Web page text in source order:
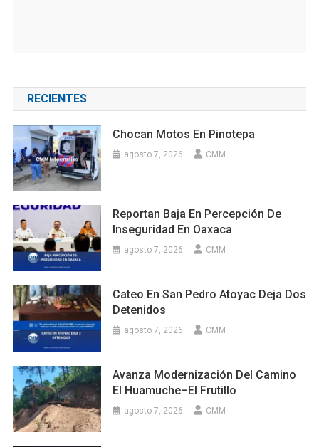
RECIENTES
Chocan Motos En Pinotepa
agosto 7, 2026 CMM
Reportan Baja En Percepción De
Inseguridad En Oaxaca
agosto 7, 2026 CMM
Cateo En San Pedro Atoyac Deja Dos
Detenidos
agosto 7, 2026 CMM
Avanza Modernización Del Camino
El Huamuche–El Frutillo
agosto 7, 2026 CMM